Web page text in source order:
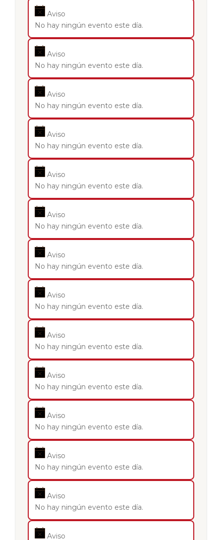
Aviso
No hay ningún evento este día.
Aviso
No hay ningún evento este día.
Aviso
No hay ningún evento este día.
Aviso
No hay ningún evento este día.
Aviso
No hay ningún evento este día.
Aviso
No hay ningún evento este día.
Aviso
No hay ningún evento este día.
Aviso
No hay ningún evento este día.
Aviso
No hay ningún evento este día.
Aviso
No hay ningún evento este día.
Aviso
No hay ningún evento este día.
Aviso
No hay ningún evento este día.
Aviso
No hay ningún evento este día.
Aviso